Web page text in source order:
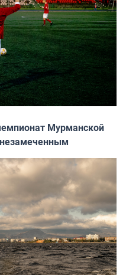
Мурманской
незамеченным